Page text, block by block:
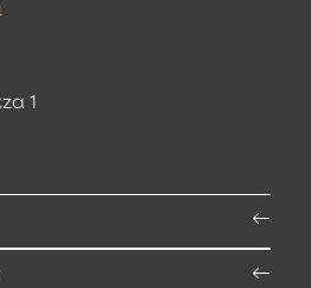
1